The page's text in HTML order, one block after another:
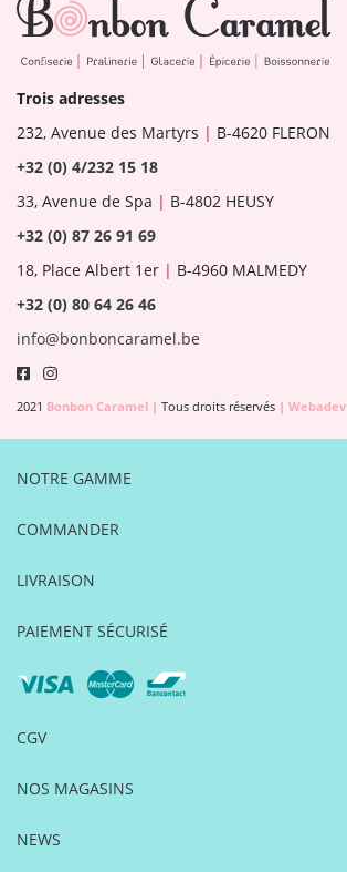
Trois adresses
232, Avenue des Martyrs | B-4620 FLERON
+32 (0) 4/232 15 18
33, Avenue de Spa | B-4802 HEUSY
+32 (0) 87 26 91 69
18, Place Albert 1er | B-4960 MALMEDY
+32 (0) 80 64 26 46
info@bonboncaramel.be
2021 Bonbon Caramel | Tous droits réservés | Webadev
NOTRE GAMME
COMMANDER
LIVRAISON
PAIEMENT SÉCURISÉ
CGV
NOS MAGASINS
NEWS